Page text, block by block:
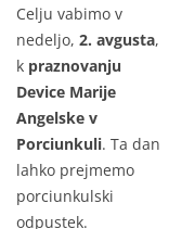
Celju vabimo v
nedeljo, 2. avgusta,
k praznovanju
Device Marije
Angelske v
Porciunkuli. Ta dan
lahko prejmemo
porciunkulski
odpustek.